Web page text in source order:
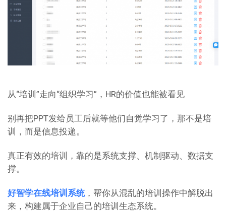
从“培训”走向“组织学习”，HR的价值也能被看见
别再把PPT发给员工后就等他们自觉学习了，那不是培
训，而是信息投递。
真正有效的培训，靠的是系统支撑、机制驱动、数据支
撑。
好智学在线培训系统，帮你从混乱的培训操作中解脱出
来，构建属于企业自己的培训生态系统。